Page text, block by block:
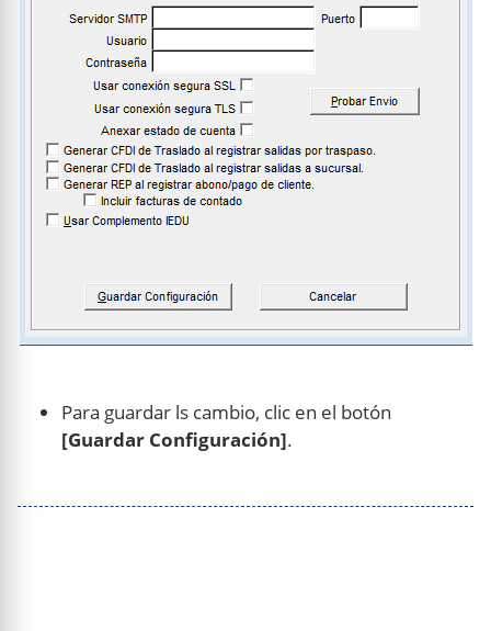
Para guardar ls cambio, clic en el botón
[Guardar Configuración].